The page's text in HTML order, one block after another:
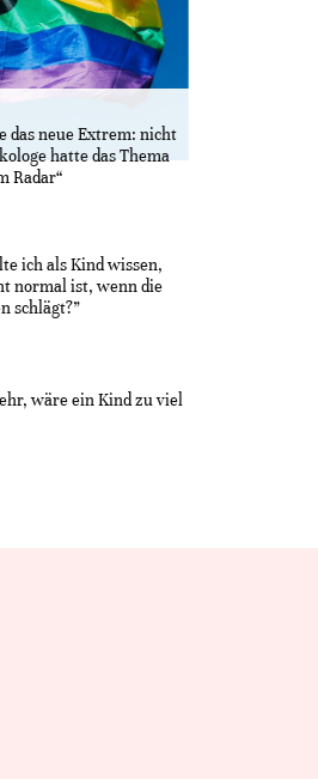
das neue Extrem: nicht
hatte das Thema
Radar“
ich als Kind wissen,
normal ist, wenn die
schlägt?”
wäre ein Kind zu viel